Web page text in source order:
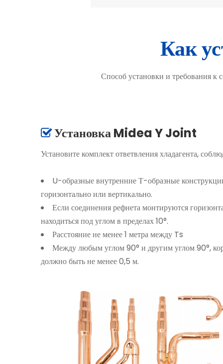
Как
Способ установки и требования
Установка Midea Y Joint
Установите комплект ответвления хладагента,
U-образные внутренние Т-образные
горизонтально или вертикально.
Если соединения рефнета монтируются
находиться под углом в пределах 10°.
Расстояние не менее 1 метра между Ts
Между любым углом 90° и другим углом 90°,
должно быть не менее 0,5 м.